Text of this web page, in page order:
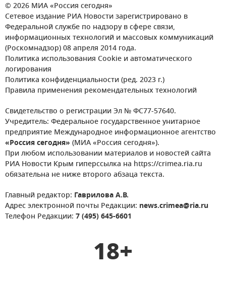
© 2026 МИА «Россия сегодня»
Сетевое издание РИА Новости зарегистрировано в
Федеральной службе по надзору в сфере связи,
информационных технологий и массовых коммуникаций
(Роскомнадзор) 08 апреля 2014 года.
Политика использования Cookie и автоматического
логирования
Политика конфиденциальности (ред. 2023 г.)
Правила применения рекомендательных технологий
Свидетельство о регистрации Эл № ФС77-57640.
Учредитель: Федеральное государственное унитарное
предприятие Международное информационное агентство
«Россия сегодня» (МИА «Россия сегодня»).
При любом использовании материалов и новостей сайта
РИА Новости Крым гиперссылка на https://crimea.ria.ru
обязательна не ниже второго абзаца текста.
Главный редактор: Гаврилова А.В.
Адрес электронной почты Редакции: news.crimea@ria.ru
Телефон Редакции: 7 (495) 645-6601
18+